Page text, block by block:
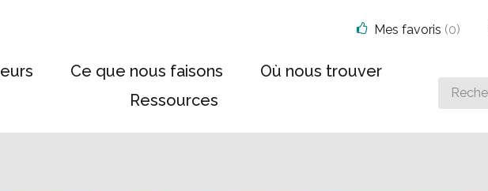
Ce que nous faisons
Où nous trouver
Ressources
Search
for
Mes favoris (0)